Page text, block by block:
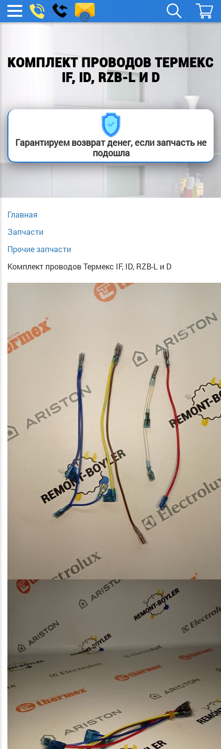
МЕНЮ
boylera@yandex.ru
Заказать
звонок
КОМПЛЕКТ ПРОВОДОВ ТЕРМЕКС
IF, ID, RZB-L И D
Гарантируем возврат денег, если запчасть не
подошла
Главная
Запчасти
Прочие запчасти
Комплект проводов Термекс IF, ID, RZB-L и D